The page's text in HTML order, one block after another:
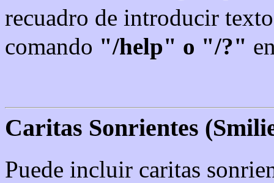
recuadro de introducir
comando "/help" o "/?"
Caritas Sonrientes
Puede incluir caritas